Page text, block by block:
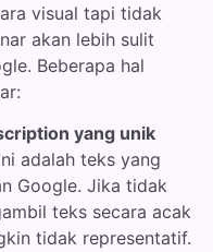
visual tapi tidak
akan lebih sulit
Beberapa hal
yang unik
adalah teks yang
Google. Jika tidak
teks secara acak
tidak representatif.